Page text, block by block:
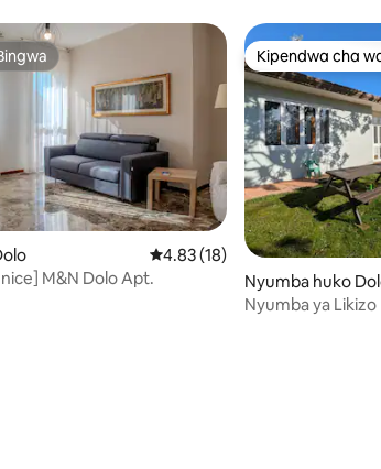
5 kati ya 5, tathmini 83
Ukadiriaji wa wastani wa 4.83
4.83 (18)
M&N Dolo Apt.
Kipendwa cha
Kipendwa cha
Nyumba huko
Nyumba ya